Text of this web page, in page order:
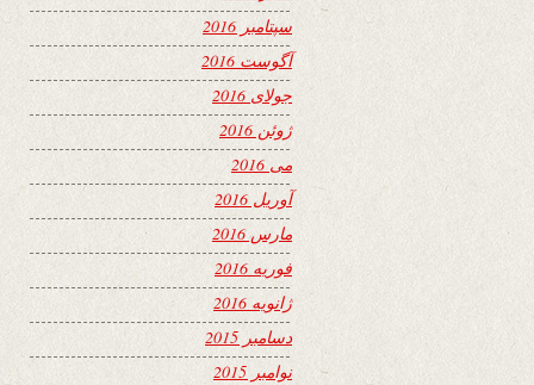
سپتامبر 2016
آگوست 2016
جولای 2016
ژوئن 2016
می 2016
آوریل 2016
مارس 2016
فوریه 2016
ژانویه 2016
دسامبر 2015
نوامبر 2015